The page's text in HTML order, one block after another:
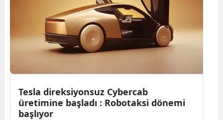
Tesla direksiyonsuz Cybercab
üretimine başladı : Robotaksi dönemi
başlıyor